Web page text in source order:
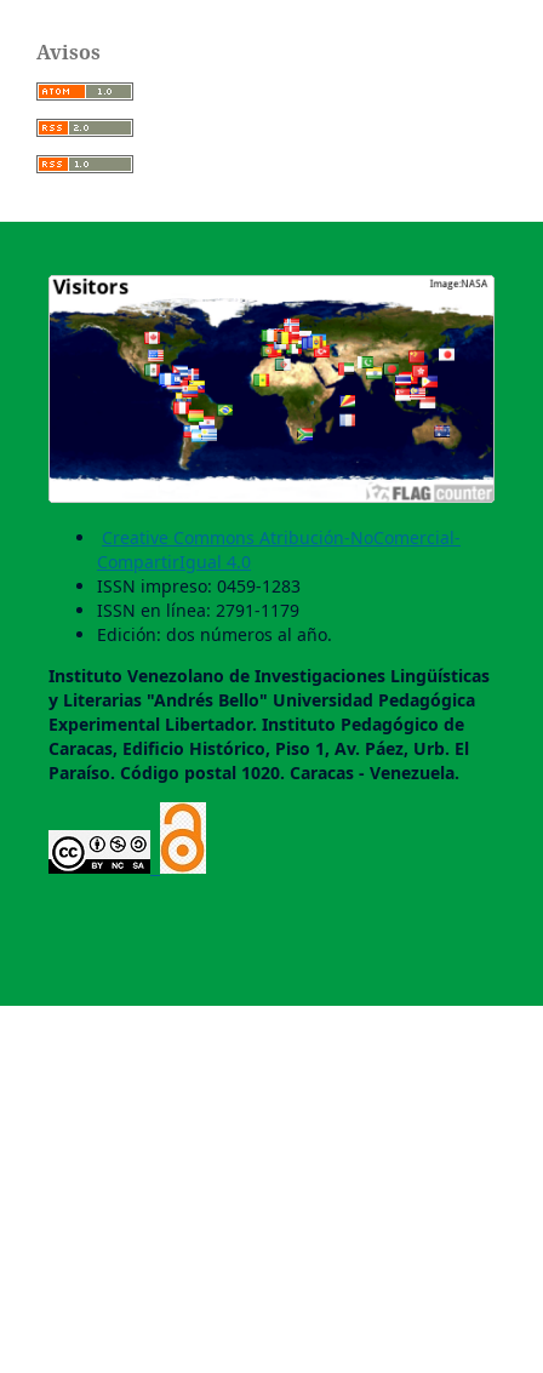
Avisos
Creative Commons Atribución-NoComercial-
CompartirIgual 4.0
ISSN impreso: 0459-1283
ISSN en línea: 2791-1179
Edición: dos números al año.
Instituto Venezolano de Investigaciones Lingüí­sticas
y Literarias "Andrés Bello" Universidad Pedagógica
Experimental Libertador. Instituto Pedagógico de
Caracas, Edificio Histórico, Piso 1, Av. Páez, Urb. El
Paraí­so. Código postal 1020. Caracas - Venezuela.